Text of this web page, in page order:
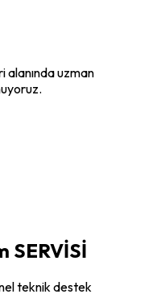
alanında uzman
SERVİSİ
teknik destek